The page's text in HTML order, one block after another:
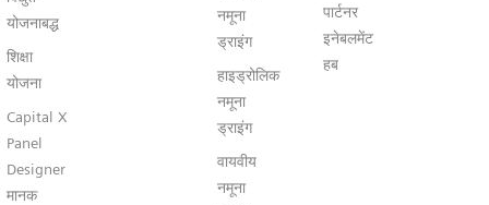
योजनाबद्ध
शिक्षा
योजना
Capital X
Panel
Designer
मानक
नमूना
ड्राइंग
हाइड्रोलिक
नमूना
ड्राइंग
वायवीय
नमूना
पार्टनर
इनेबलमेंट
हब